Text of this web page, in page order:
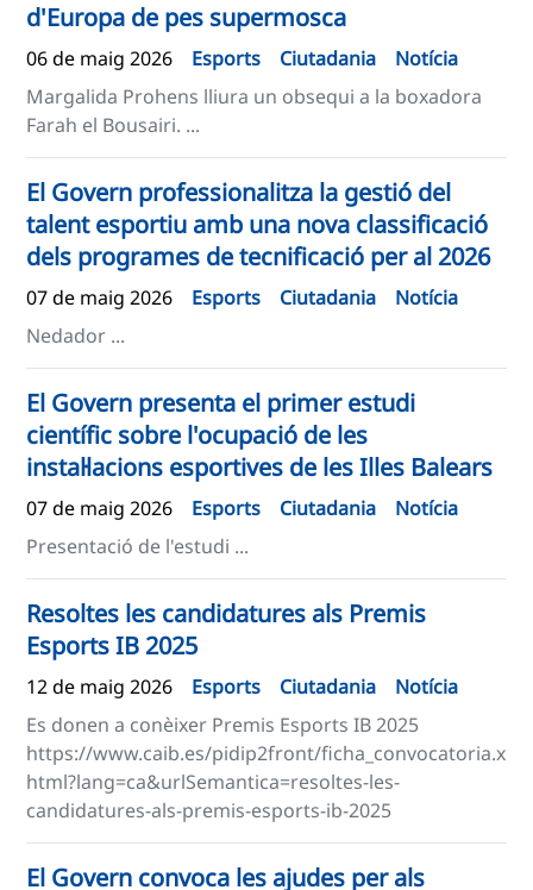
d'Europa de pes supermosca
06 de maig 2026 Esports Ciutadania
Notícia
Margalida Prohens lliura un obsequi a la boxadora
Farah el Bousairi. ...
El Govern professionalitza la gestió del
talent esportiu amb una nova classificació
dels programes de tecnificació per al 2026
07 de maig 2026 Esports Ciutadania
Notícia
Nedador ...
El Govern presenta el primer estudi
científic sobre l'ocupació de les
instal·lacions esportives de les Illes Balears
07 de maig 2026 Esports Ciutadania
Notícia
Presentació de l'estudi ...
Resoltes les candidatures als Premis
Esports IB 2025
12 de maig 2026 Esports Ciutadania
Notícia
Es donen a conèixer Premis Esports IB 2025
https://www.caib.es/pidip2front/ficha_convocatoria.x
html?lang=ca&urlSemantica=resoltes-les-
candidatures-als-premis-esports-ib-2025
El Govern convoca les ajudes per als